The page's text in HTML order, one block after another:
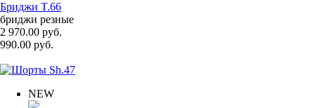
Бриджи T.66
бриджи резные
2 970.00 руб.
990.00 руб.
NEW